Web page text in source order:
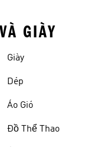
GIÀY
Giày
Dép
Áo Gió
Đồ Thể Thao